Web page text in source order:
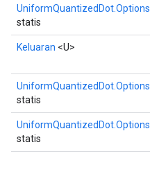
UniformQuantizedDot.Options
statis
Keluaran <U>
UniformQuantizedDot.Options
statis
UniformQuantizedDot.Options
statis